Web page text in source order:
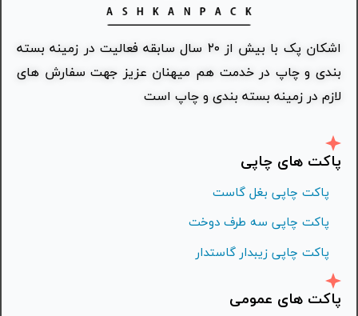
اشکان پک با بیش از ۲۰ سال سابقه فعالیت در زمینه بسته
بندی و چاپ در خدمت هم میهنان عزیز جهت سفارش های
لازم در زمینه بسته بندی و چاپ است
پاکت های چاپی
پاکت چاپی بغل گاست
پاکت چاپی سه طرف دوخت
پاکت چاپی زیبدار گاستدار
پاکت های عمومی